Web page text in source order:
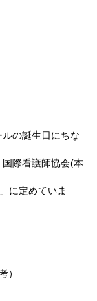
の誕生日にちな
際看護師協会(本
に定めていま
）